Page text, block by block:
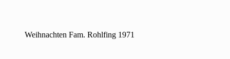
Weihnachten Fam. Rohlfing 1971